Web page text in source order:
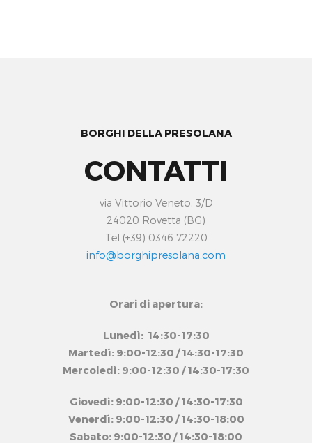
BORGHI DELLA PRESOLANA
CONTATTI
via Vittorio Veneto, 3/D
24020 Rovetta (BG)
Tel (+39) 0346 72220
info@borghipresolana.com
Orari di apertura:
Lunedì: 14:30-17:30
Martedì: 9:00-12:30 / 14:30-17:30
Mercoledì: 9:00-12:30 / 14:30-17:30
Giovedì: 9:00-12:30 / 14:30-17:30
Venerdì: 9:00-12:30 / 14:30-18:00
Sabato: 9:00-12:30 / 14:30-18:00